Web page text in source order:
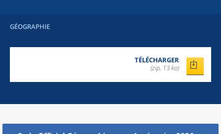
GÉOGRAPHIE
TÉLÉCHARGER
(zip, 13 ko)